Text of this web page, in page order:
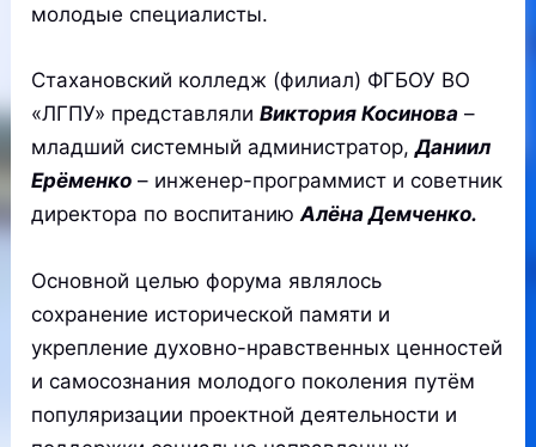
молодые специалисты.
Стахановский колледж (филиал) ФГБОУ ВО
«ЛГПУ» представлялиВиктория Косинова –
младший системный администратор,Даниил
Ерёменко – инженер-программист и советник
директора по воспитаниюАлёна Демченко.
Основной целью форума являлось
сохранение исторической памяти и
укрепление духовно-нравственных ценностей
и самосознания молодого поколения путём
популяризации проектной деятельности и